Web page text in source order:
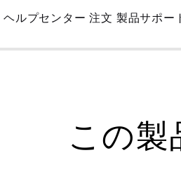
Skip
Main
ヘルプセンター 注文 製品サポー
この